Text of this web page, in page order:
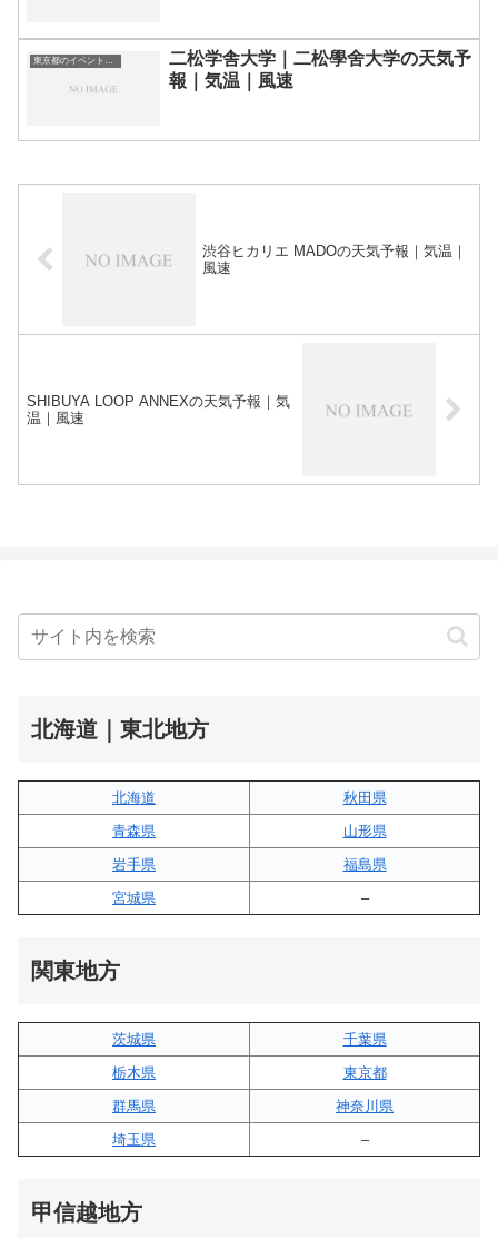
二松学舎大学｜二松學舍大学の天気予
報｜気温｜風速
渋谷ヒカリエ MADOの天気予報｜気温｜
風速
SHIBUYA LOOP ANNEXの天気予報｜気
温｜風速
北海道｜東北地方
北海道
秋田県
青森県
山形県
岩手県
福島県
宮城県
–
関東地方
茨城県
千葉県
栃木県
東京都
群馬県
神奈川県
埼玉県
–
甲信越地方